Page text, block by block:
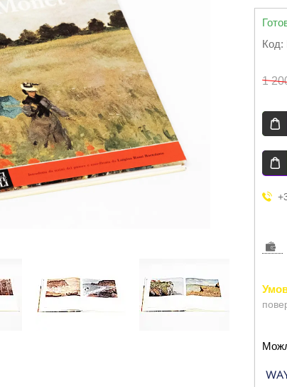
Код:
1